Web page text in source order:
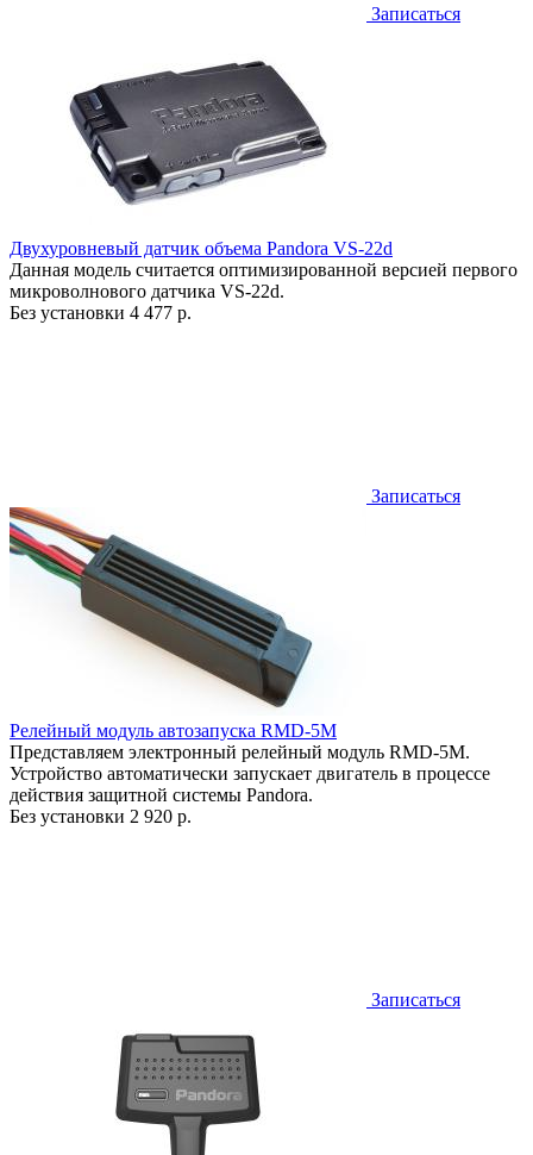
Записаться
Двухуровневый датчик объема Pandora VS-22d
Данная модель считается оптимизированной версией первого
микроволнового датчика VS-22d.
Без установки 4 477 р.
Записаться
Релейный модуль автозапуска RMD-5M
Представляем электронный релейный модуль RMD-5M.
Устройство автоматически запускает двигатель в процессе
действия защитной системы Pandora.
Без установки 2 920 р.
Записаться